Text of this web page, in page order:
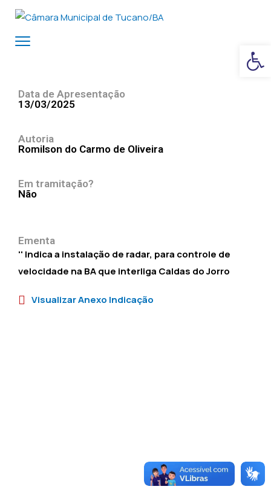
Data de Apresentação
13/03/2025
Autoria
Romilson do Carmo de Oliveira
Em tramitação?
Não
Ementa
'' Indica a instalação de radar, para controle de
velocidade na BA que interliga Caldas do Jorro
Visualizar Anexo Indicação